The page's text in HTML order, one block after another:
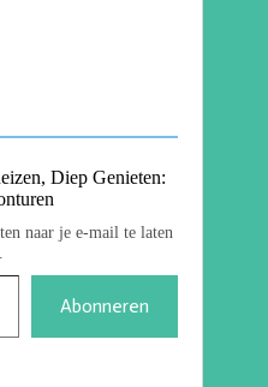
Diep Genieten:
naar je e-mail te laten
Abonneren